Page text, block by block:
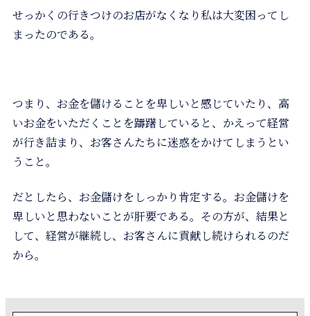
せっかくの行きつけのお店がなくなり私は大変困ってし
まったのである。
つまり、お金を儲けることを卑しいと感じていたり、高
いお金をいただくことを躊躇していると、かえって経営
が行き詰まり、お客さんたちに迷惑をかけてしまうとい
うこと。
だとしたら、お金儲けをしっかり肯定する。お金儲けを
卑しいと思わないことが肝要である。その方が、結果と
して、経営が継続し、お客さんに貢献し続けられるのだ
から。